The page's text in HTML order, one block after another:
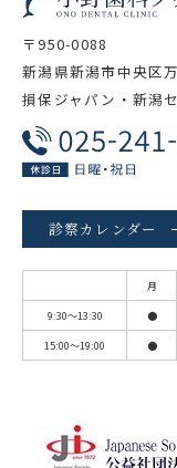
〒950-0088
新潟県新潟市中央区
損保ジャパン・新潟
診察カレンダー
月
9:30～13:30
●
15:00～19:00
●